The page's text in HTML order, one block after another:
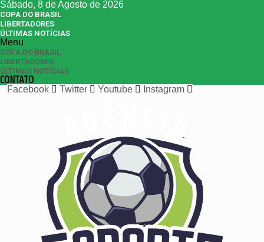
Sábado, 8 de Agosto de 2026
COPA DO BRASIL
LIBERTADORES
ÚLTIMAS NOTÍCIAS
Menu
COPA DO BRASIL
LIBERTADORES
ÚLTIMAS NOTÍCIAS
CONTATO
Facebook
Twitter Youtube Instagram